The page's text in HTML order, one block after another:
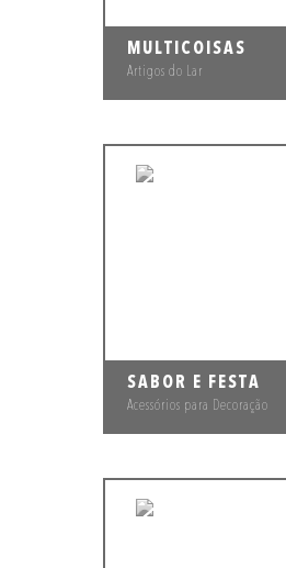
MULTICOISAS
Artigos do Lar
SABOR E FESTA
Acessórios para Decoração